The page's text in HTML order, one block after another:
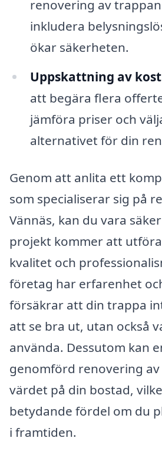
renovering av
inkludera
ökar säkerheten.
Uppskattning av
att begära flera
jämföra priser och
alternativet för din
Genom att anlita ett
som specialiserar sig på
Vännäs, kan du vara
projekt kommer att
kvalitet och
företag har erfarenhet
försäkrar att din trappa
att se bra ut, utan också
använda. Dessutom kan
genomförd renovering
värdet på din bostad,
betydande fördel om du
i framtiden.